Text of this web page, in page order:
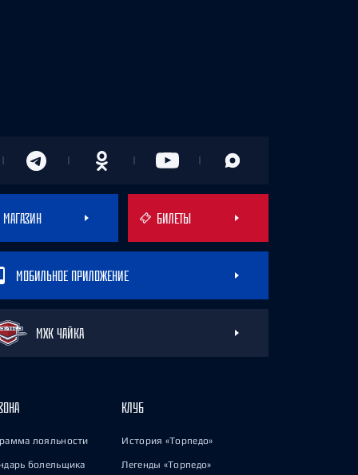
МАГАЗИН БИЛЕТЫ
МОБИЛЬНОЕ ПРИЛОЖЕНИЕ
МХК ЧАЙКА
лояльности
болельщика
КЛУБ
История «Торпедо»
Легенды «Торпедо»